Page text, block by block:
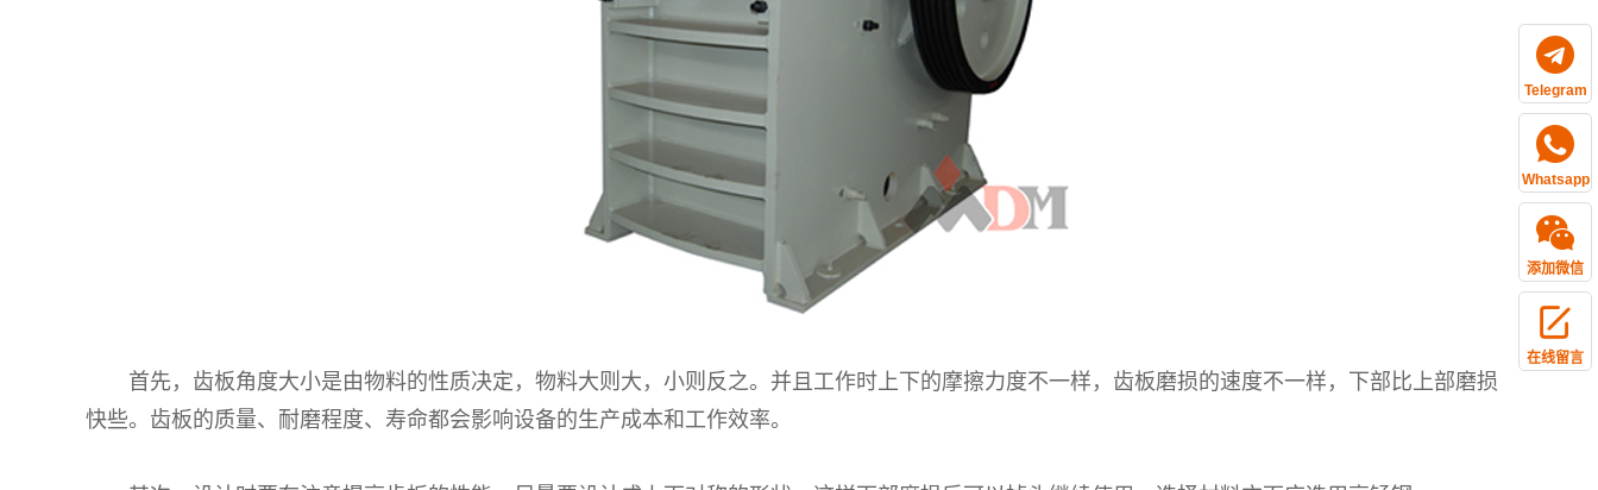
首先，齿板角度大小是由物料的性质决定，物料大则大，小则反之。并且工作时上下的摩擦力度不一样，齿板磨损的速度不一样，下部比上部磨损
快些。齿板的质量、耐磨程度、寿命都会影响设备的生产成本和工作效率。
Telegram
Whatsapp
添加微信
在线留言